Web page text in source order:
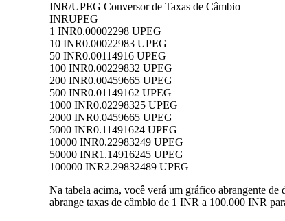
INR/UPEG Conversor de Taxas de Câmbio
INRUPEG
1 INR0.00002298 UPEG
10 INR0.00022983 UPEG
50 INR0.00114916 UPEG
100 INR0.00229832 UPEG
200 INR0.00459665 UPEG
500 INR0.01149162 UPEG
1000 INR0.02298325 UPEG
2000 INR0.0459665 UPEG
5000 INR0.11491624 UPEG
10000 INR0.22983249 UPEG
50000 INR1.14916245 UPEG
100000 INR2.29832489 UPEG
Na tabela acima, você verá um gráfico abrangente
abrange taxas de câmbio de 1 INR a 100.000 INR